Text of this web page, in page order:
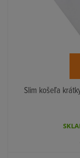
Slim košeľa